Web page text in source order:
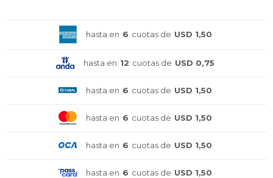
hasta en 6 cuotas de USD 1,50
hasta en 12 cuotas de USD 0,75
hasta en 6 cuotas de USD 1,50
hasta en 6 cuotas de USD 1,50
hasta en 6 cuotas de USD 1,50
hasta en 6 cuotas de USD 1,50